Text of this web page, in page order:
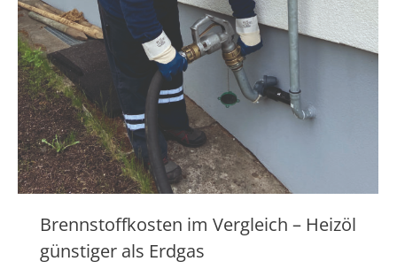
Brennstoffkosten im Vergleich – Heizöl
günstiger als Erdgas